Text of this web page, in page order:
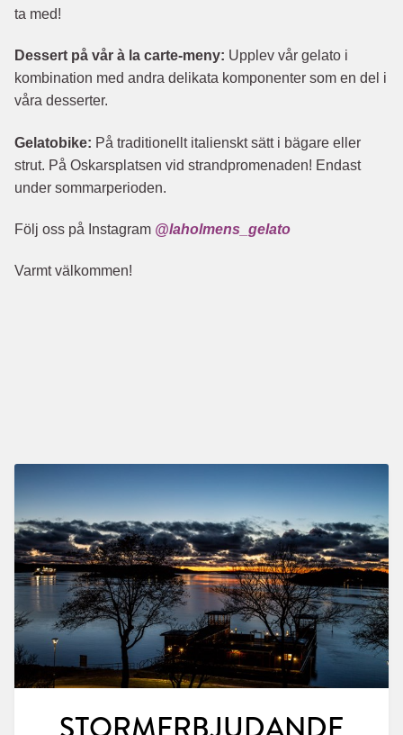
ta med!
Dessert på vår à la carte-meny: Upplev vår gelato i
kombination med andra delikata komponenter som en del i
våra desserter.
Gelatobike: På traditionellt italienskt sätt i bägare eller
strut. På Oskarsplatsen vid strandpromenaden! Endast
under sommarperioden.
Följ oss på Instagram @laholmens_gelato
Varmt välkommen!
STORMERBJUDANDE